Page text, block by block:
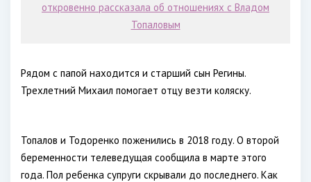
откровенно рассказала об отношениях с Владом
Топаловым
Рядом с папой находится и старший сын Регины.
Трехлетний Михаил помогает отцу везти коляску.
Топалов и Тодоренко поженились в 2018 году. О второй
беременности телеведущая сообщила в марте этого
года. Пол ребенка супруги скрывали до последнего. Как